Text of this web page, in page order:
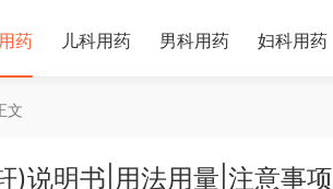
药 儿科用药 男科用药 妇科用药
文
)说明书|用法用量|注意事项